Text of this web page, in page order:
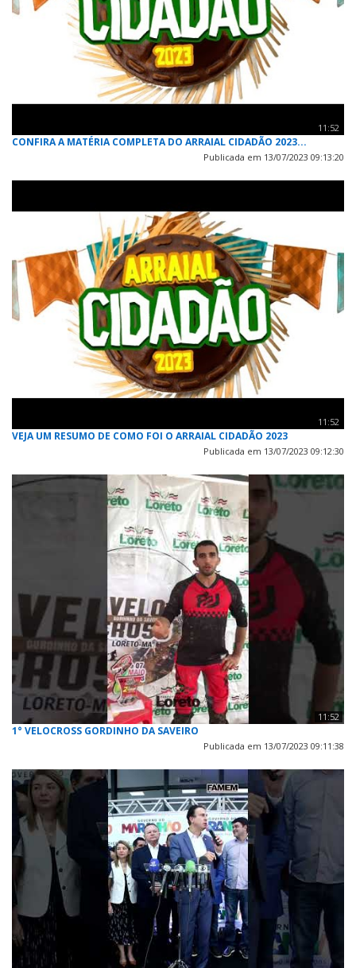
11:52
CONFIRA A MATÉRIA COMPLETA DO ARRAIAL CIDADÃO 2023...
Publicada em 13/07/2023 09:13:20
11:52
VEJA UM RESUMO DE COMO FOI O ARRAIAL CIDADÃO 2023
Publicada em 13/07/2023 09:12:30
11:52
1° VELOCROSS GORDINHO DA SAVEIRO
Publicada em 13/07/2023 09:11:38